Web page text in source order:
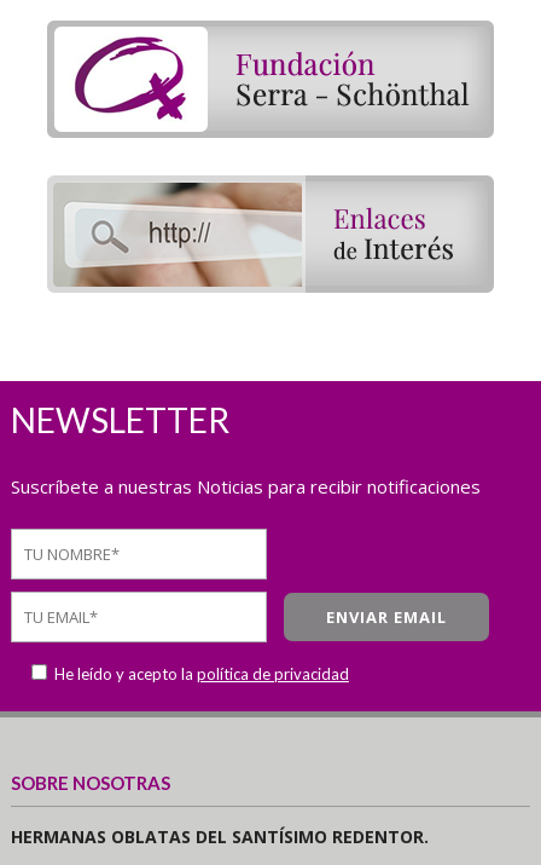
NEWSLETTER
Suscríbete a nuestras Noticias para recibir notificaciones
He leído y acepto la política de privacidad
SOBRE NOSOTRAS
HERMANAS OBLATAS DEL SANTÍSIMO REDENTOR.